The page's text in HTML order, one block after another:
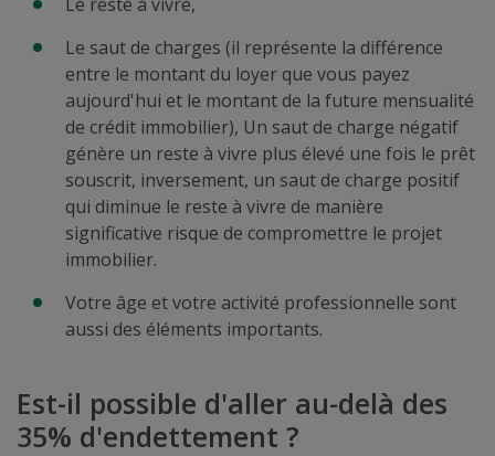
Le saut de charges (il représente la différence
entre le montant du loyer que vous payez
aujourd'hui et le montant de la future mensualité
de crédit immobilier), Un saut de charge négatif
génère un reste à vivre plus élevé une fois le prêt
souscrit, inversement, un saut de charge positif
qui diminue le reste à vivre de manière
significative risque de compromettre le projet
immobilier.
Votre âge et votre activité professionnelle sont
aussi des éléments importants.
Est-il possible d'aller au-delà des
35% d'endettement ?